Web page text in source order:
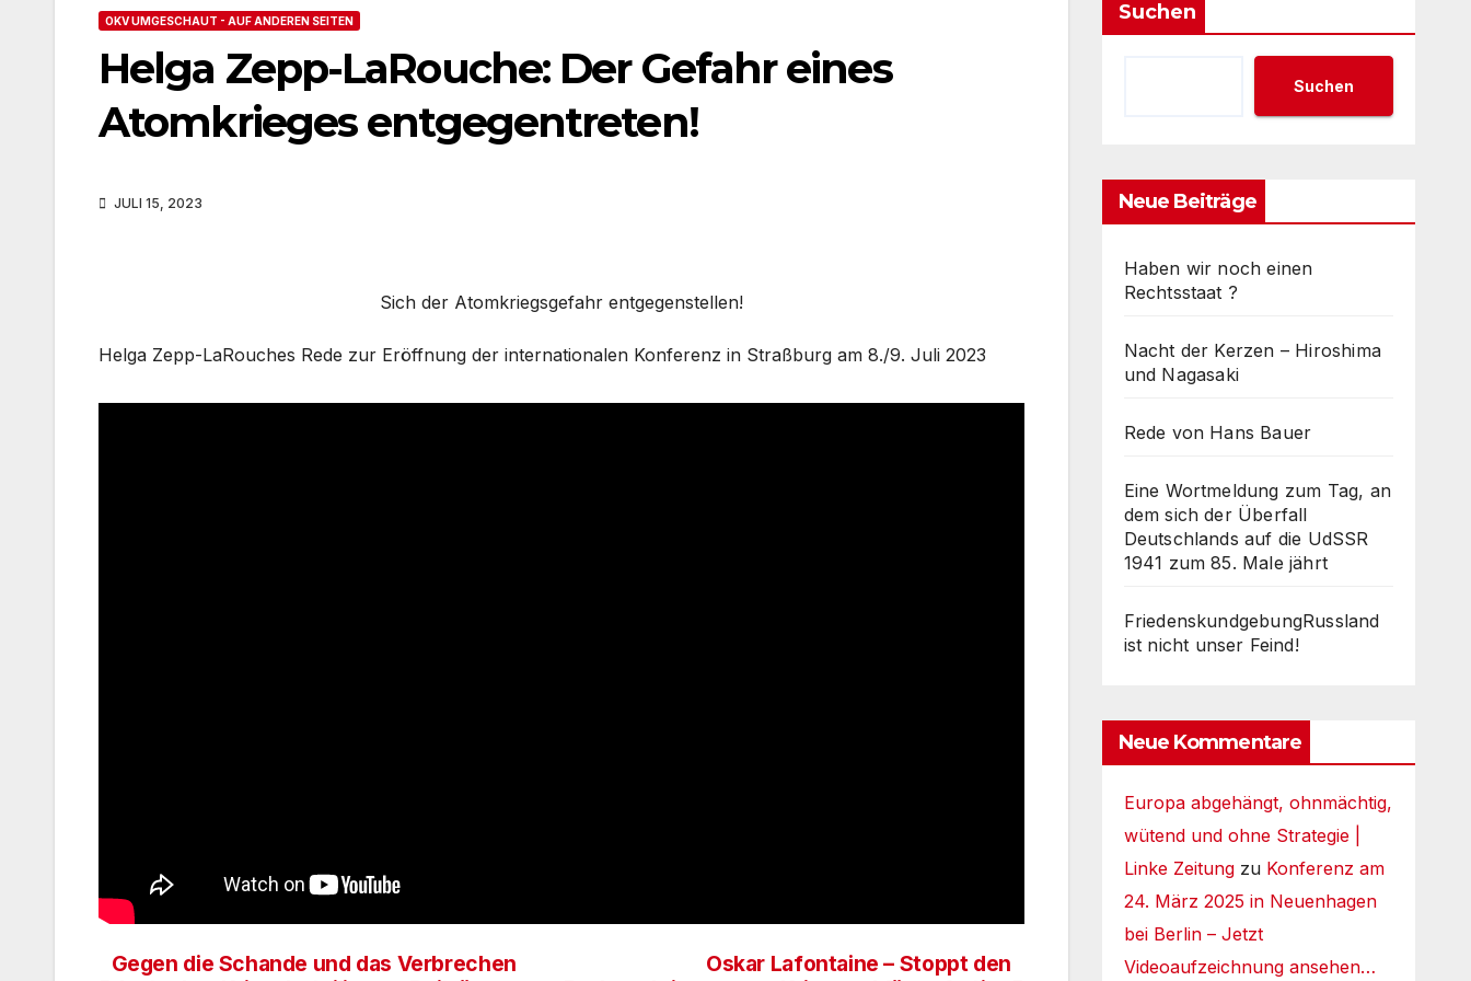
OKV UMGESCHAUT - AUF ANDEREN SEITEN
Helga Zepp-LaRouche: Der Gefahr eines
Atomkrieges entgegentreten!
JULI 15, 2023
Sich der Atomkriegsgefahr entgegenstellen!
Helga Zepp-LaRouches Rede zur Eröffnung der internationalen Konferenz in Straßburg am 8./9. Juli 2023
Oskar Lafontaine – Stoppt den
Gegen die Schande und das Verbrechen
Suchen
Suchen
Neue Beiträge
Haben wir noch einen
Rechtsstaat ?
Nacht der Kerzen – Hiroshima
und Nagasaki
Rede von Hans Bauer
Eine Wortmeldung zum Tag, an
dem sich der Überfall
Deutschlands auf die UdSSR
1941 zum 85. Male jährt
FriedenskundgebungRussland
ist nicht unser Feind!
Neue Kommentare
Europa abgehängt, ohnmächtig,
wütend und ohne Strategie |
Linke Zeitungzu Konferenz am
24. März 2025 in Neuenhagen
bei Berlin – Jetzt
Videoaufzeichnung ansehen…